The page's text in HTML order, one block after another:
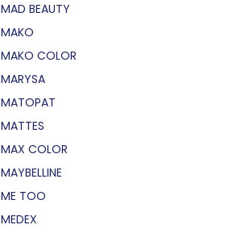
MAD BEAUTY
MAKO
MAKO COLOR
MARYSA
MATOPAT
MATTES
MAX COLOR
MAYBELLINE
ME TOO
MEDEX